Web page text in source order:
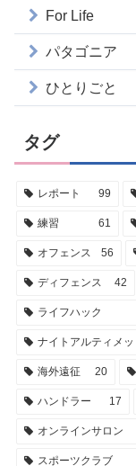
For Life
パタゴニア
ひとりごと
タグ
レポート 99
練習 61
オフェンス 56
ディフェンス 42
ライフハック
ナイトアルティメッ
海外遠征 20
ハンドラー 17
オンラインサロン
スポーツクラブ